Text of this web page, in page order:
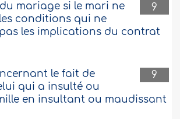
9
mariage si le mari ne
conditions qui ne
les implications du contrat
9
le fait de
qui a insulté ou
en insultant ou maudissant